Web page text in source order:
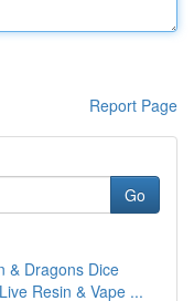
Report Page
Go
& Dragons Dice
Resin & Vape ...